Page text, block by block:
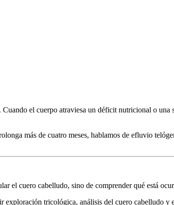
el cuerpo atraviesa un déficit nutricional o una
más de cuatro meses, hablamos de efluvio
el cuero cabelludo, sino de comprender qué está
tricológica, análisis del cuero cabelludo y